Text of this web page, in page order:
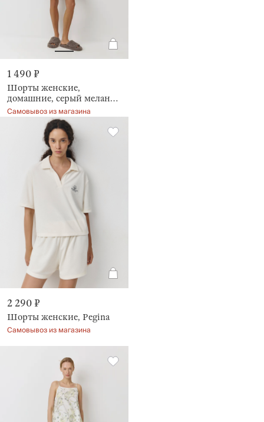
1 490 ₽
Шорты женские,
домашние, серый меланж,
Aidila
Самовывоз из магазина
2 290 ₽
Шорты женские, Pegina
Самовывоз из магазина